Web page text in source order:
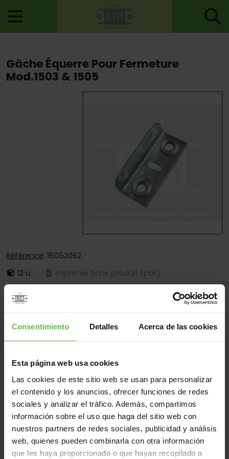
Consentimiento Detalles Acerca de las cookies
Esta página web usa cookies
Las cookies de este sitio web se usan para personalizar
el contenido y los anuncios, ofrecer funciones de redes
sociales y analizar el tráfico. Además, compartimos
información sobre el uso que haga del sitio web con
nuestros partners de redes sociales, publicidad y análisis
web, quienes pueden combinarla con otra información
que les haya proporcionado o que hayan recopilado a
Pour Fermeture Mod.1503 & 1505
Gâche Équerre Pour Fermeture
Mod.1503 & 1505
Référence: 15052062
12 u.
Imprimer fiche produit (pdf)
C'est:
Bouts:Bouts Ronds Et Carrés
Fixation:À Visser Et Souder
Matériel
Acier
Tous
(2 éléments)
Code Référence
Des
mesures
Variantes